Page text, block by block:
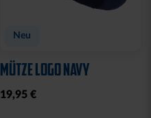
Neu
MÜTZE LOGO NAVY
19,95 €